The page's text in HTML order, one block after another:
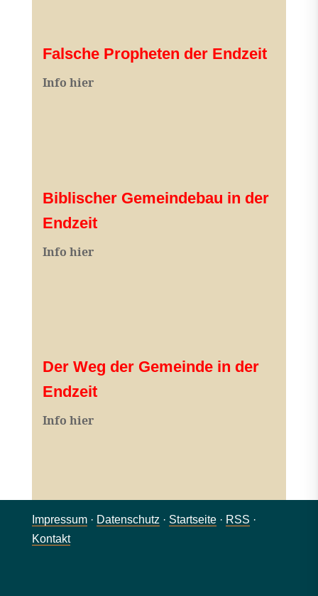
Falsche Propheten der Endzeit
Info hier
Biblischer Gemeindebau in der
Endzeit
Info hier
Der Weg der Gemeinde in der
Endzeit
Info hier
Impressum· Datenschutz · Startseite· RSS ·
Kontakt